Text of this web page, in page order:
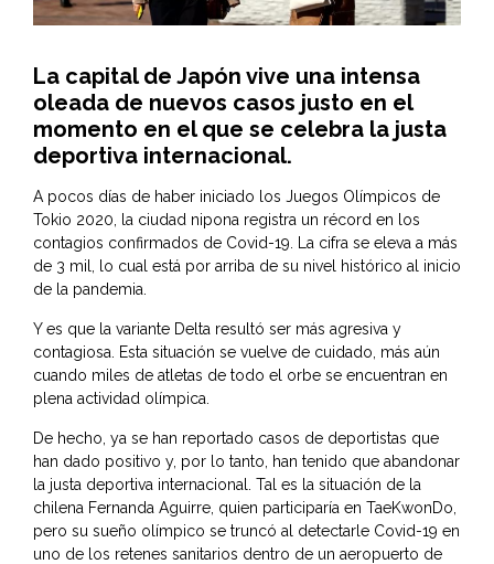
La capital de Japón vive una intensa
oleada de nuevos casos justo en el
momento en el que se celebra la justa
deportiva internacional.
A pocos días de haber iniciado los Juegos Olímpicos de
Tokio 2020 , la ciudad nipona registra un récord en los
contagios confirmados de Covid-19. La cifra se eleva a más
de 3 mil, lo cual está por arriba de su nivel histórico al inicio
de la pandemia.
Y es que la variante Delta resultó ser más agresiva y
contagiosa. Esta situación se vuelve de cuidado, más aún
cuando miles de atletas de todo el orbe se encuentran en
plena actividad olímpica.
De hecho, ya se han reportado casos de deportistas que
han dado positivo y, por lo tanto, han tenido que abandonar
la justa deportiva internacional. Tal es la situación de la
chilena Fernanda Aguirre, quien participaría en TaeKwonDo,
pero su sueño olímpico se truncó al detectarle Covid-19 en
uno de los retenes sanitarios dentro de un aeropuerto de